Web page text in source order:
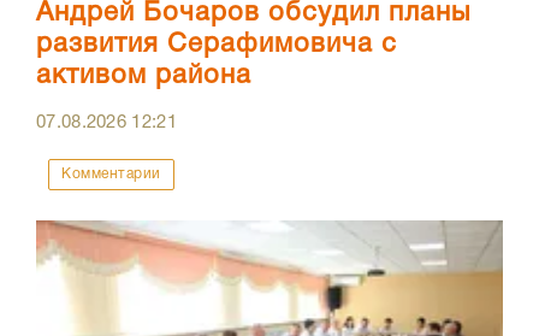
Андрей Бочаров обсудил планы
развития Серафимовича с
активом района
07.08.2026 12:21
Комментарии